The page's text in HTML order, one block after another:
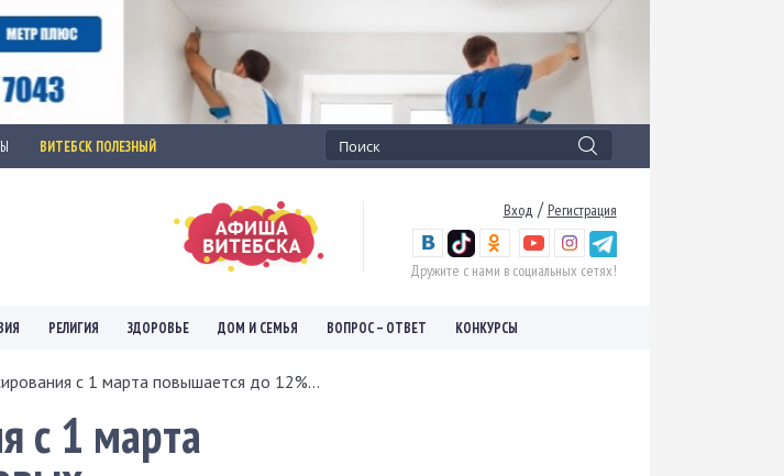
ВИТЕБСК ПОЛЕЗНЫЙ
Вход / Регистрация
Дружите с нами в социальных сетях!
РЕЛИГИЯ ЗДОРОВЬЕ ДОМ И СЕМЬЯ ВОПРОС – ОТВЕТ КОНКУРСЫ
с 1 марта повышается до 12%...
с 1 марта